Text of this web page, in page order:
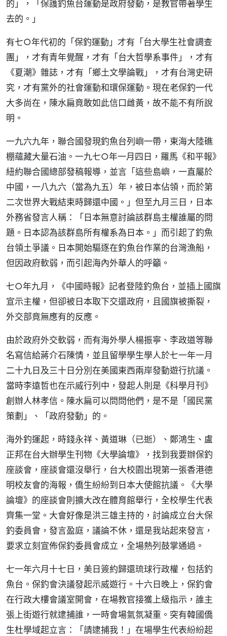
的」，「保護釣魚台運動是政府發動，是教官帶著學生
去的。」
有七○年代初的「保釣運動」才有「台大學生社會調查
團」，才有青年覺醒，才有「台大哲學系事件」，才有
《夏潮》雜誌，才有「鄉土文學論戰」，才有台灣史研
究，才有黨外的社會運動和環保運動。現在老保釣一代
大多尚在，陳水扁竟敢如此信口雌黃，故不能不有所說
明。
一九六九年，聯合國發現釣魚台列嶼一帶，東海大陸礁
棚蘊藏大量石油。一九七○年一月四日，羅馬《和平報》
紐約聯合國總部發稿報導，並言「這些島嶼，一直屬於
中國，一八九六（當為九五）年，被日本佔領，而於第
二次世界大戰結束時歸還中國。」但至九月三日，日本
外務省發言人稱：「日本無意討論該群島主權誰屬的問
題。日本認為該群島所有權系為日本。」而引起了釣魚
台領土爭議。日本開始驅逐在釣魚台作業的台灣漁船，
但因政府軟弱，而引起海內外華人的呼籲。
七○年九月，《中國時報》記者登陸釣魚台，並插上國旗
宣示主權，但卻被日本取下交還政府，且國旗被撕裂，
外交部竟無應有的反應。
由於政府外交軟弱，而有海外學人楊振寧、李政道等聯
名寫信給蔣介石陳情，並且留學學生學人於七一年一月
二十九日及三十日分別在美國東西兩岸發動遊行抗議。
當時李遠哲也在示威行列中，發起人則是《科學月刊》
創辦人林孝信。陳水扁可以問問他們，是不是「國民黨
策劃」、「政府發動」的。
海外釣運起，時錢永祥、黃道琳（已逝）、鄭鴻生、盧
正邦在台大辦學生刊物《大學論壇》，找到我要辦保釣
座談會，座談會還沒舉行，台大校園出現第一張香港德
明校友會的海報，僑生紛紛到日本大使館抗議。《大學
論壇》的座談會則擴大改在體育館舉行，全校學生代表
齊集一堂。大會好像是洪三雄主持的，討論成立台大保
釣委員會，發言盈庭，議論不休，還是我站起來發言，
要求立刻宣佈保釣委員會成立，全場熱列鼓掌通過。
七一年六月十七日，美日簽約歸還琉球行政權，包括釣
魚台。保釣會決議發起示威遊行。十六日晚上，保釣會
在行政大樓會議室開會，在場教官接獲上級指示，誰主
張上街遊行就逮捕誰，一時會場氣氛凝重。突有韓國僑
生杜學域起立言：「請逮捕我！」在場學生代表紛紛起